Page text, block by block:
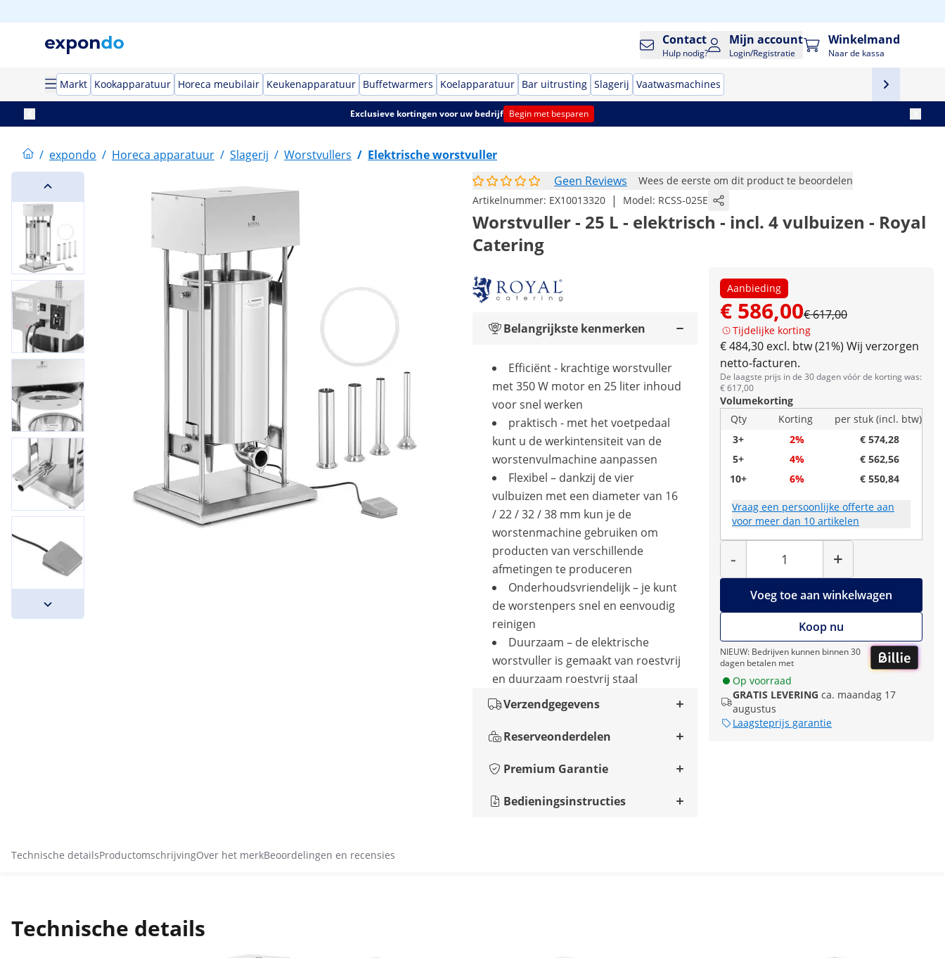
Contact
Hulp nodig?
Mijn account
Login/Registratie
Winkelmand
Naar de kassa
Markt Kookapparatuur Horeca meubilair Keukenapparatuur Buffetwarmers Koelapparatuur Bar uitrusting Slagerij Vaatwasmachines
Exclusieve kortingen voor uw bedrijf Begin met besparen
/ expondo / Horeca apparatuur / Slagerij / Worstvullers / Elektrische worstvuller
Geen Reviews
Wees de eerste om dit product te beoordelen
Artikelnummer: EX10013320 | Model: RCSS-025E
Worstvuller - 25 L - elektrisch - incl. 4 vulbuizen - Royal
Catering
Aanbieding
€ 586,00€ 617,00
Tijdelijke korting
€ 484,30 excl. btw (21%) Wij verzorgen
netto-facturen.
De laagste prijs in de 30 dagen vóór de korting was:
€ 617,00
Volumekorting
Qty
Korting
per stuk (incl. btw)
3+
2%
€ 574,28
5+
4%
€ 562,56
10+
6% € 550,84
Vraag een persoonlijke offerte aan
voor meer dan 10 artikelen
-
Hoeveelheid
+
Voeg toe aan winkelwagen
Koop nu
NIEUW: Bedrijven kunnen binnen 30
dagen betalen met
Op voorraad
GRATIS LEVERING ca. maandag 17
augustus
Laagsteprijs garantie
Belangrijkste kenmerken
Efficiënt - krachtige worstvuller
met 350 W motor en 25 liter inhoud
voor snel werken
praktisch - met het voetpedaal
kunt u de werkintensiteit van de
worstenvulmachine aanpassen
Flexibel – dankzij de vier
vulbuizen met een diameter van 16
/ 22 / 32 / 38 mm kun je de
worstenmachine gebruiken om
producten van verschillende
afmetingen te produceren
Onderhoudsvriendelijk – je kunt
de worstenpers snel en eenvoudig
reinigen
Duurzaam – de elektrische
worstvuller is gemaakt van roestvrij
en duurzaam roestvrij staal
Verzendgegevens
Reserveonderdelen
Premium Garantie
Bedieningsinstructies
Technische detailsProductomschrijvingOver het merkBeoordelingen en recensies
Technische details